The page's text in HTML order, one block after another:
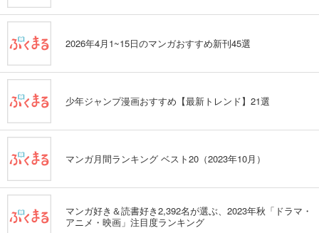
2026年4月1~15日のマンガおすすめ新刊45選
少年ジャンプ漫画おすすめ【最新トレンド】21選
マンガ月間ランキング ベスト20（2023年10月）
マンガ好き＆読書好き2,392名が選ぶ、2023年秋「ドラマ・
アニメ・映画」注目度ランキング